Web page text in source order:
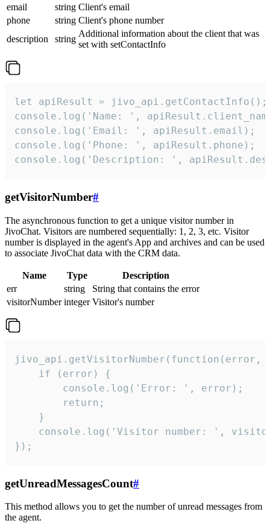
email
string Client's email
phone
string Client's phone number
description
string
Additional information about the client that was
set with setContactInfo
let apiResult = jivo_api.getContactInfo();
console.log('Name: ',
console.log('Email: ', apiResult.email);
console.log('Phone: ', apiResult.phone);
console.log('Description: ',
getVisitorNumber#
The asynchronous function to get a unique visitor number in
JivoChat. Visitors are numbered sequentially: 1, 2, 3, etc. Visitor
number is displayed in the agent's App and archives and can be used
to associate JivoChat data with the CRM data.
Name Type
Description
err
string
String that contains the error
visitorNumber integer Visitor's number
jivo_api.getVisitorNumber(function(error,
    if (error) {
        console.log('Error: ', error);
        return;
    }
console.log('Visitor number: ',
});
getUnreadMessagesCount#
This method allows you to get the number of unread messages from
the agent.